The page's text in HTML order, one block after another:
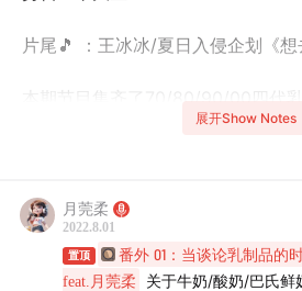
片尾🎵 ：王冰冰/夏日入侵企划《想
本期节目集齐了70/80/90/00四代
期节目中，我们会聊到一些乳制品
乳制品供应中绝对地位等。
今年也是70后的Mark叔从事乳制
展开Show Notes
月莞柔
2022.8.01
置顶
番外 01：当谈论乳制品的
feat.月莞柔